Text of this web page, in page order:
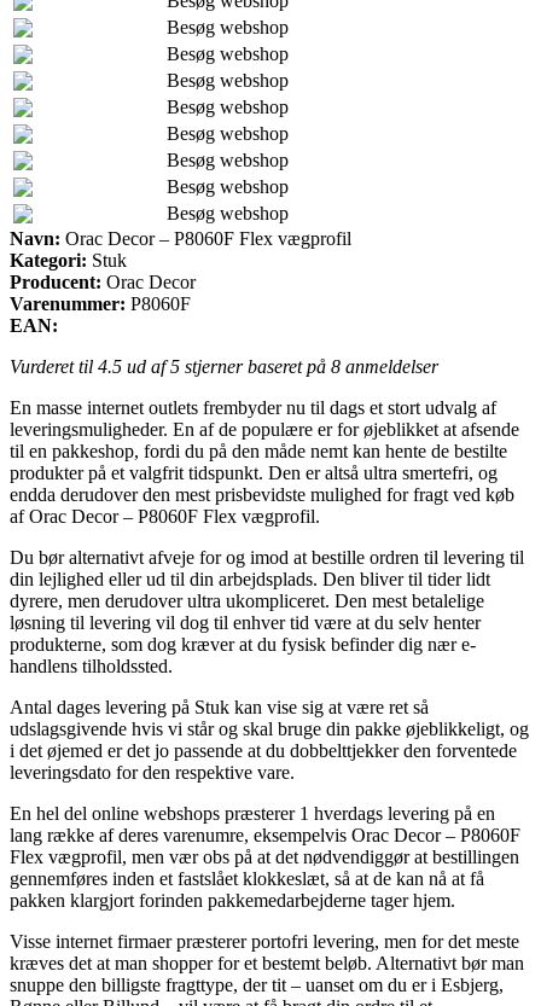
Besøg webshop
Besøg webshop
Besøg webshop
Besøg webshop
Besøg webshop
Besøg webshop
Besøg webshop
Besøg webshop
Navn: Orac Decor – P8060F Flex vægprofil
Kategori: Stuk
Producent: Orac Decor
Varenummer: P8060F
EAN:
Vurderet til 4.5 ud af 5 stjerner baseret på 8 anmeldelser
En masse internet outlets frembyder nu til dags et stort udvalg af
leveringsmuligheder. En af de populære er for øjeblikket at afsende
til en pakkeshop, fordi du på den måde nemt kan hente de bestilte
produkter på et valgfrit tidspunkt. Den er altså ultra smertefri, og
endda derudover den mest prisbevidste mulighed for fragt ved køb
af Orac Decor – P8060F Flex vægprofil.
Du bør alternativt afveje for og imod at bestille ordren til levering til
din lejlighed eller ud til din arbejdsplads. Den bliver til tider lidt
dyrere, men derudover ultra ukompliceret. Den mest betalelige
løsning til levering vil dog til enhver tid være at du selv henter
produkterne, som dog kræver at du fysisk befinder dig nær e-
handlens tilholdssted.
Antal dages levering på Stuk kan vise sig at være ret så
udslagsgivende hvis vi står og skal bruge din pakke øjeblikkeligt, og
i det øjemed er det jo passende at du dobbelttjekker den forventede
leveringsdato for den respektive vare.
En hel del online webshops præsterer 1 hverdags levering på en
lang række af deres varenumre, eksempelvis Orac Decor – P8060F
Flex vægprofil, men vær obs på at det nødvendiggør at bestillingen
gennemføres inden et fastslået klokkeslæt, så at de kan nå at få
pakken klargjort forinden pakkemedarbejderne tager hjem.
Visse internet firmaer præsterer portofri levering, men for det meste
kræves det at man shopper for et bestemt beløb. Alternativt bør man
snuppe den billigste fragttype, der tit – uanset om du er i Esbjerg,